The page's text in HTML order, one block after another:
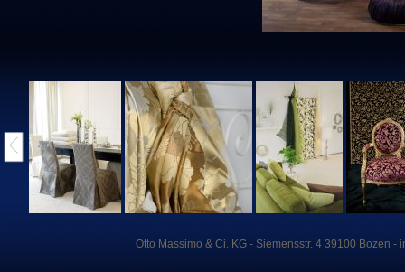
Otto Massimo & Ci. KG - Siemensstr. 4 39100 Bozen -